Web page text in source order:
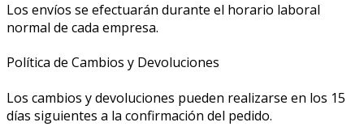
Los envíos se efectuarán durante el horario laboral
normal de cada empresa.
Política de Cambios y Devoluciones
Los cambios y devoluciones pueden realizarse en los 15
días siguientes a la confirmación del pedido.